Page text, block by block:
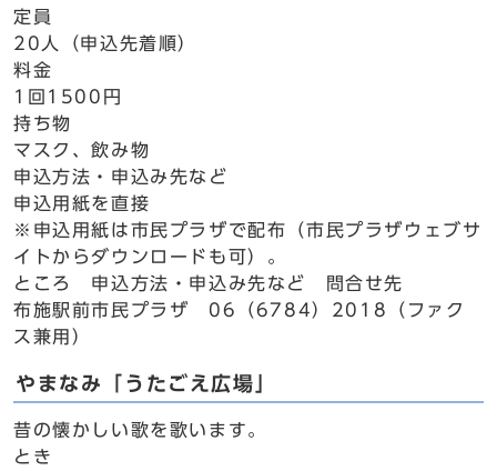
定員
20人（申込先着順）
料金
1回1500円
持ち物
マスク、飲み物
申込方法・申込み先など
申込用紙を直接
※申込用紙は市民プラザで配布（市民プラザウェブサ
イトからダウンロードも可）。
ところ 申込方法・申込み先など 問合せ先
布施駅前市民プラザ 06（6784）2018（ファク
ス兼用）
やまなみ「うたごえ広場」
昔の懐かしい歌を歌います。
とき